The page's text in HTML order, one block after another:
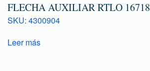
FLECHA AUXILIAR RTLO 16718
SKU: 4300904
Leer más